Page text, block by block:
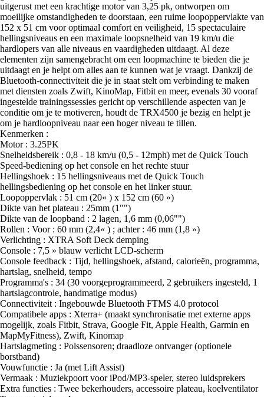
uitgerust met een krachtige motor van 3,25 pk, ontworpen om
moeilijke omstandigheden te doorstaan, een ruime loopoppervlakte van
152 x 51 cm voor optimaal comfort en veiligheid, 15 spectaculaire
hellingsniveaus en een maximale loopsnelheid van 19 km/u die
hardlopers van alle niveaus en vaardigheden uitdaagt. Al deze
elementen zijn samengebracht om een loopmachine te bieden die je
uitdaagt en je helpt om alles aan te kunnen wat je vraagt. Dankzij de
Bluetooth-connectiviteit die je in staat stelt om verbinding te maken
met diensten zoals Zwift, KinoMap, Fitbit en meer, evenals 30 vooraf
ingestelde trainingssessies gericht op verschillende aspecten van je
conditie om je te motiveren, houdt de TRX4500 je bezig en helpt je
om je hardloopniveau naar een hoger niveau te tillen.
Kenmerken :
Motor : 3.25PK
Snelheidsbereik : 0,8 - 18 km/u (0,5 - 12mph) met de Quick Touch
Speed-bediening op het console en het rechte stuur
Hellingshoek : 15 hellingsniveaus met de Quick Touch
hellingsbediening op het console en het linker stuur.
Loopoppervlak : 51 cm (20« ) x 152 cm (60 »)
Dikte van het plateau : 25mm (1"")
Dikte van de loopband : 2 lagen, 1,6 mm (0,06"")
Rollen : Voor : 60 mm (2,4« ) ; achter : 46 mm (1,8 »)
Verlichting : XTRA Soft Deck demping
Console : 7,5 » blauw verlicht LCD-scherm
Console feedback : Tijd, hellingshoek, afstand, calorieën, programma,
hartslag, snelheid, tempo
Programma's : 34 (30 voorgeprogrammeerd, 2 gebruikers ingesteld, 1
hartslagcontrole, handmatige modus)
Connectiviteit : Ingebouwde Bluetooth FTMS 4.0 protocol
Compatibele apps : Xterra+ (maakt synchronisatie met externe apps
mogelijk, zoals Fitbit, Strava, Google Fit, Apple Health, Garmin en
MapMyFitness), Zwift, Kinomap
Hartslagmeting : Polssensoren; draadloze ontvanger (optionele
borstband)
Vouwfunctie : Ja (met Lift Assist)
Vermaak : Muziekpoort voor iPod/MP3-speler, stereo luidsprekers
Extra functies : Twee bekerhouders, accessoire plateau, koelventilator